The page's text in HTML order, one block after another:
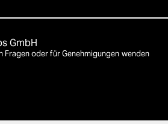
GmbH
oder für Genehmigungen wenden